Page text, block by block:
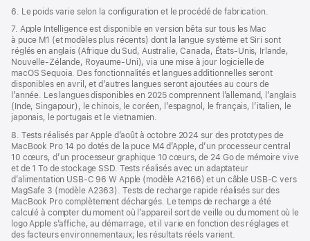
6. Le poids varie selon la configuration et le procédé de fabrication.
7. Apple Intelligence est disponible en version bêta sur tous les Mac
à puce M1 (et modèles plus récents) dont la langue système et Siri sont
réglés en anglais (Afrique du Sud, Australie, Canada, États-Unis, Irlande,
Nouvelle-Zélande, Royaume-Uni), via une mise à jour logicielle de
macOS Sequoia. Des fonctionnalités et langues additionnelles seront
disponibles en avril, et d’autres langues seront ajoutées au cours de
l’année. Les langues disponibles en 2025 comprennent l’allemand, l’anglais
(Inde, Singapour), le chinois, le coréen, l’espagnol, le français, l’italien, le
japonais, le portugais et le vietnamien.
8. Tests réalisés par Apple d’août à octobre 2024 sur des prototypes de
MacBook Pro 14 po dotés de la puce M4 d’Apple, d’un processeur central
10 cœurs, d’un processeur graphique 10 cœurs, de 24 Go de mémoire vive
et de 1 To de stockage SSD. Tests réalisés avec un adaptateur
d’alimentation USB-C 96 W Apple (modèle A2166) et un câble USB-C vers
MagSafe 3 (modèle A2363). Tests de recharge rapide réalisés sur des
MacBook Pro complètement déchargés. Le temps de recharge a été
calculé à compter du moment où l’appareil sort de veille ou du moment où le
logo Apple s’affiche, au démarrage, et il varie en fonction des réglages et
des facteurs environnementaux; les résultats réels varient.